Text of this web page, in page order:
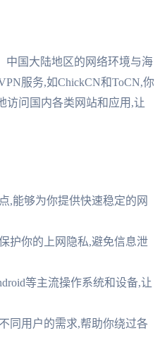
中国大陆地区的网络环境与海
服务,如ChickCN和ToCN,你
访问国内各类网站和应用,让
,能够为你提供快速稳定的网
护你的上网隐私,避免信息泄
等主流操作系统和设备,让
同用户的需求,帮助你绕过各